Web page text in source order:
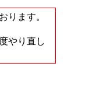
ります。
やり直し